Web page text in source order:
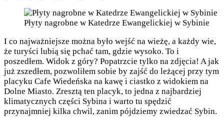
Płyty nagrobne w Katedrze Ewangelickiej w Sybinie
I co najważniejsze można było wejść na wieżę, a każdy wie,
że turyści lubią się pchać tam, gdzie wysoko. To i
poszedłem. Widok z góry? Popatrzcie tylko na zdjęcia! A jak
już zszedłem, pozwoliłem sobie by zajść do leżącej przy tym
placyku Cafe Wiedeńska na kawę i ciastko z widokiem na
Dolne Miasto. Zresztą ten placyk, to jedna z najbardziej
klimatycznych części Sybina i warto tu spędzić
przynajmniej kilka chwil, zanim pójdziemy zwiedzać Sybin.